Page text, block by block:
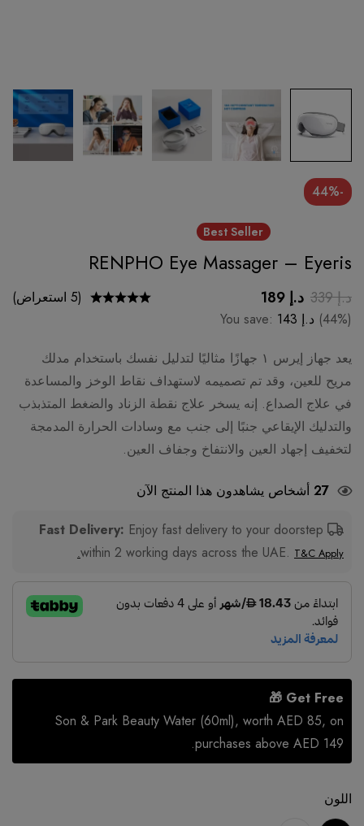
-44%
Best Seller
RENPHO Eye Massager – Eyeris
د.إ339 د.إ
(5 استعراض)
You save:
د.إ (44%)
يعد جهاز إيرس ١ جهازًا مثاليًا لتدليل نفسك باستخدام مدلك
مريح للعين، وقد تم تصميمه لاستهداف نقاط الوخز والمساعدة
في علاج الصداع. إنه يسخر علاج نقطة الزناد والضغط المتذبذب
والتدليك الإيقاعي جنبًا إلى جنب مع وسادات الحرارة المدمجة
لتخفيف إجهاد العين والانتفاخ وجفاف العين.
27 أشخاص يشاهدون هذا المنتج الآن
Enjoy fast delivery to your doorstep
within 2 working days across the UAE. T&C Apply.
Get Free 🎁
Son & Park Beauty Water (60ml), worth AED 85, on
purchases above AED 149.
اللون